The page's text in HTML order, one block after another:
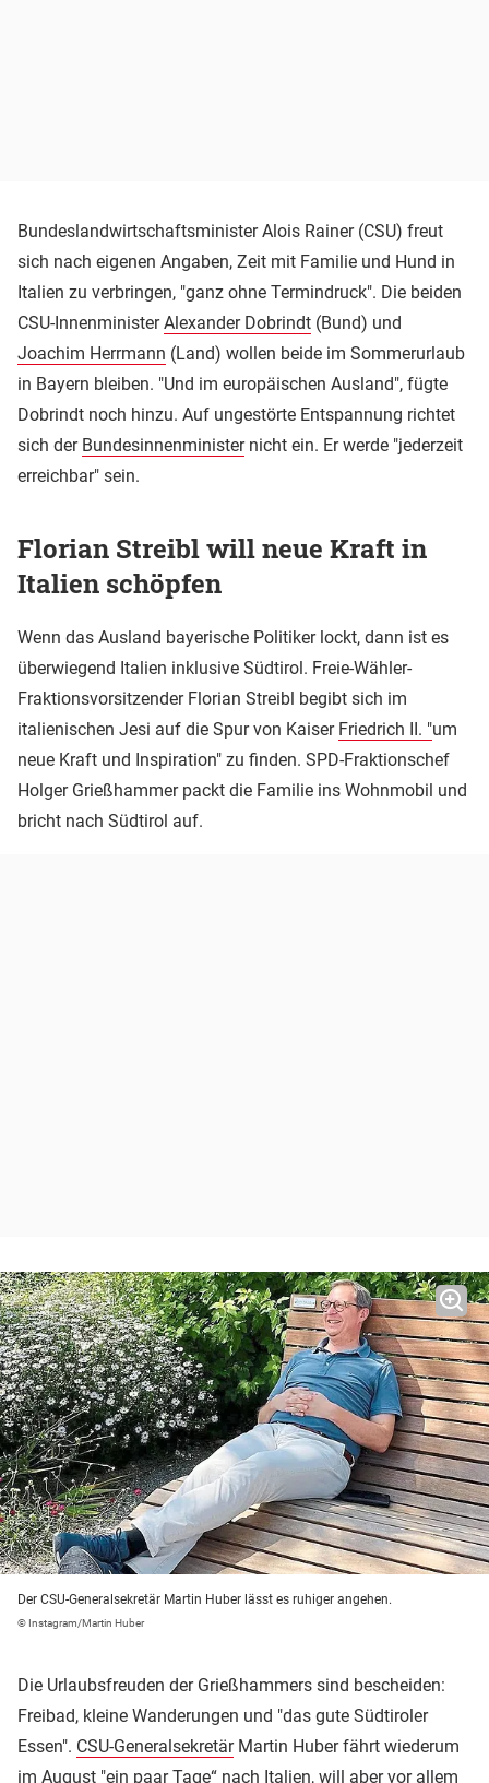
Bundeslandwirtschaftsminister Alois Rainer (CSU) freut
sich nach eigenen Angaben, Zeit mit Familie und Hund in
Italien zu verbringen, "ganz ohne Termindruck". Die beiden
CSU-InnenministerAlexander Dobrindt (Bund) und
Joachim Herrmann (Land) wollen beide im Sommerurlaub
in Bayern bleiben. "Und im europäischen Ausland", fügte
Dobrindt noch hinzu. Auf ungestörte Entspannung richtet
sich der Bundesinnenministernicht ein. Er werde "jederzeit
erreichbar" sein.
Florian Streibl will neue Kraft in
Italien schöpfen
Wenn das Ausland bayerische Politiker lockt, dann ist es
überwiegend Italien inklusive Südtirol. Freie-Wähler-
Fraktionsvorsitzender Florian Streibl begibt sich im
italienischen Jesi auf die Spur von Kaiser Friedrich II. "um
neue Kraft und Inspiration" zu finden. SPD-Fraktionschef
Holger Grießhammer packt die Familie ins Wohnmobil und
bricht nach Südtirol auf.
Der CSU-Generalsekretär Martin Huber lässt es ruhiger angehen.
© Instagram/Martin Huber
Die Urlaubsfreuden der Grießhammers sind bescheiden:
Freibad, kleine Wanderungen und "das gute Südtiroler
Essen". CSU-GeneralsekretärMartin Huber fährt wiederum
im August "ein paar Tage“ nach Italien, will aber vor allem